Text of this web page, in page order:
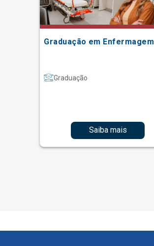
Graduação em Enfermagem
Graduação
Saiba mais